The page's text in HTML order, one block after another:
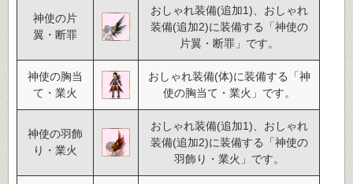
神使の片
翼・断罪
おしゃれ装備(追加1)、おしゃれ
装備(追加2)に装備する「神使の
片翼・断罪」です。
神使の胸当
て・業火
おしゃれ装備(体)に装備する「神
使の胸当て・業火」です。
神使の羽飾
り・業火
おしゃれ装備(追加1)、おしゃれ
装備(追加2)に装備する「神使の
羽飾り・業火」です。